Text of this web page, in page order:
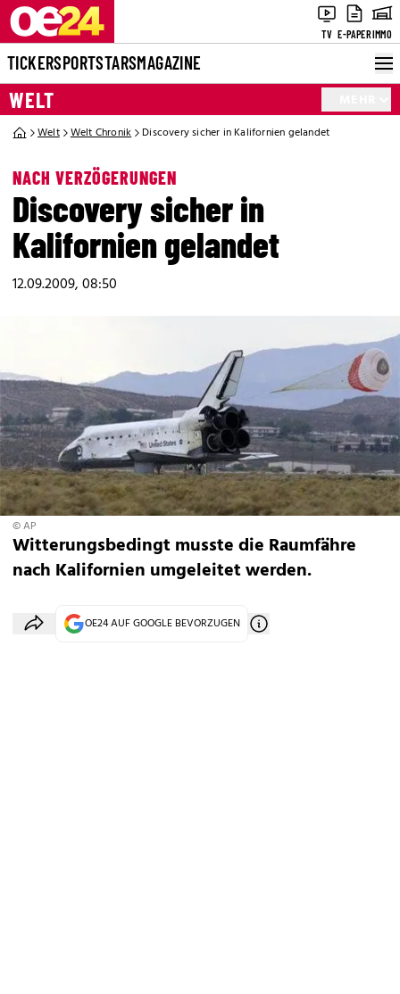
TV E-PAPERIMMO
TICKERSPORTSTARSMAGAZINE
WELT
Welt Welt Chronik Discovery sicher in Kalifornien gelandet
NACH VERZÖGERUNGEN
Discovery sicher in
Kalifornien gelandet
12.09.2009, 08:50
© AP
Witterungsbedingt musste die Raumfähre
nach Kalifornien umgeleitet werden.
OE24 AUF GOOGLE BEVORZUGEN